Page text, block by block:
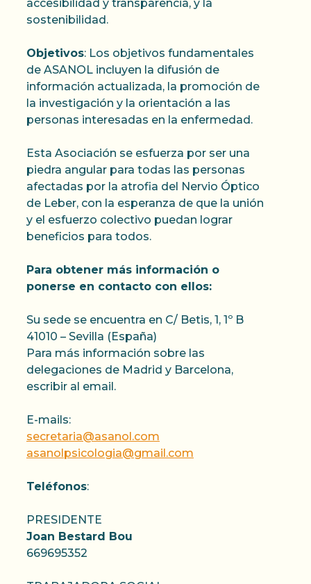
accesibilidad y transparencia, y la
sostenibilidad.
Objetivos: Los objetivos fundamentales
de ASANOL incluyen la difusión de
información actualizada, la promoción de
la investigación y la orientación a las
personas interesadas en la enfermedad.
Esta Asociación se esfuerza por ser una
piedra angular para todas las personas
afectadas por la atrofia del Nervio Óptico
de Leber, con la esperanza de que la unión
y el esfuerzo colectivo puedan lograr
beneficios para todos.
Para obtener más información o
ponerse en contacto con ellos:
Su sede se encuentra en C/ Betis, 1, 1º B
41010 – Sevilla (España)
Para más información sobre las
delegaciones de Madrid y Barcelona,
escribir al email.
E-mails:
secretaria@asanol.com
asanolpsicologia@gmail.com
Teléfonos:
PRESIDENTE
Joan Bestard Bou
669695352